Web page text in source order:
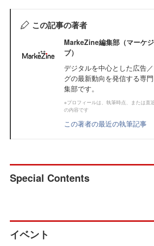
この記事の著者
MarkeZine編集部（マーケ
ブ）
デジタルを中心とした広告
グの最新動向を発信する専
集部です。
※プロフィールは、執筆時点、または直
の内容です
この著者の最近の執筆記事
Special Contents
イベント